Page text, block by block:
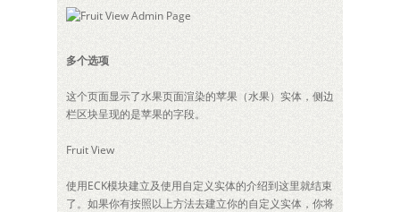
多个选项
这个页面显示了水果页面渲染的苹果（水果）实体，侧边
栏区块呈现的是苹果的字段。
Fruit View
使用ECK模块建立及使用自定义实体的介绍到这里就结束
了。如果你有按照以上方法去建立你的自定义实体，你将